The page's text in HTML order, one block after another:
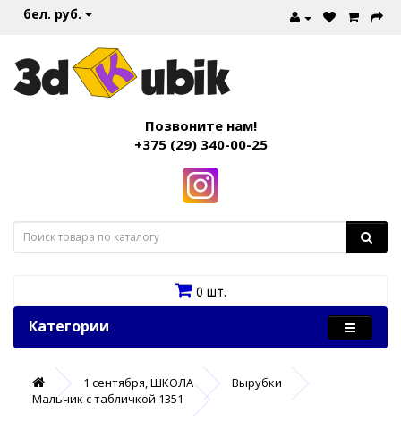
бел. руб.
Позвоните нам!
+375 (29) 340-00-25
0 шт.
Категории
1 сентября, ШКОЛА
Вырубки
Мальчик с табличкой 1351